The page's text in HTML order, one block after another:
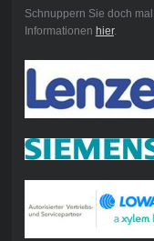
Schnuppern Sie doch
Informationen hier.